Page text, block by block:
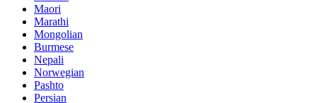
Maori
Marathi
Mongolian
Burmese
Nepali
Norwegian
Pashto
Persian